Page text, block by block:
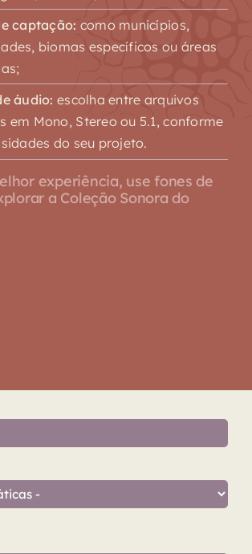
captação: como municípios,
biomas específicos ou áreas
áudio: escolha entre arquivos
em Mono, Stereo ou 5.1, conforme
do seu projeto.
experiência, use fones de
a Coleção Sonora do